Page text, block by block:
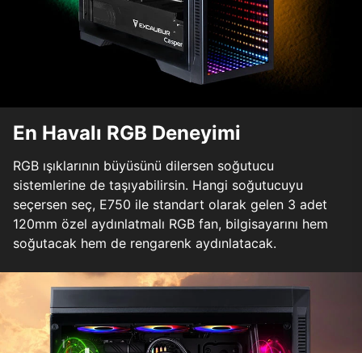
En Havalı RGB Deneyimi
RGB ışıklarının büyüsünü dilersen soğutucu
sistemlerine de taşıyabilirsin. Hangi soğutucuyu
seçersen seç, E750 ile standart olarak gelen 3 adet
120mm özel aydınlatmalı RGB fan, bilgisayarını hem
soğutacak hem de rengarenk aydınlatacak.